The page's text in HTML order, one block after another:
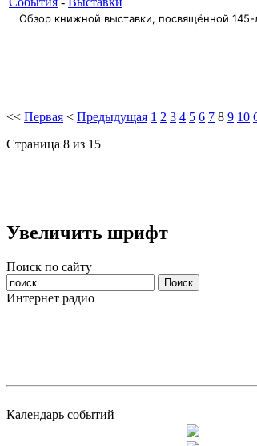
Обзор книжной выставки, посвящённой 145-
<< Первая < Предыдущая 1 2 3 4 5 6 7 8 9 10
Страница 8 из 15
Увеличить шрифт
Поиск по сайту
Интернет радио
Календарь событий